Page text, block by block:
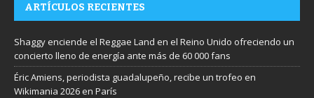
ARTÍCULOS RECIENTES
Shaggy enciende el Reggae Land en el Reino Unido ofreciendo un
concierto lleno de energía ante más de 60 000 fans
Éric Amiens, periodista guadalupeño, recibe un trofeo en
Wikimania 2026 en París